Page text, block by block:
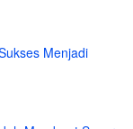
Menjadi